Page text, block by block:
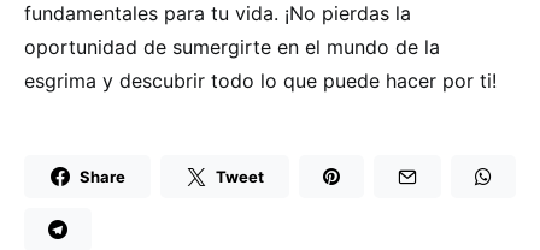
fundamentales para tu vida. ¡No pierdas la
oportunidad de sumergirte en el mundo de la
esgrima y descubrir todo lo que puede hacer por ti!
Share Tweet